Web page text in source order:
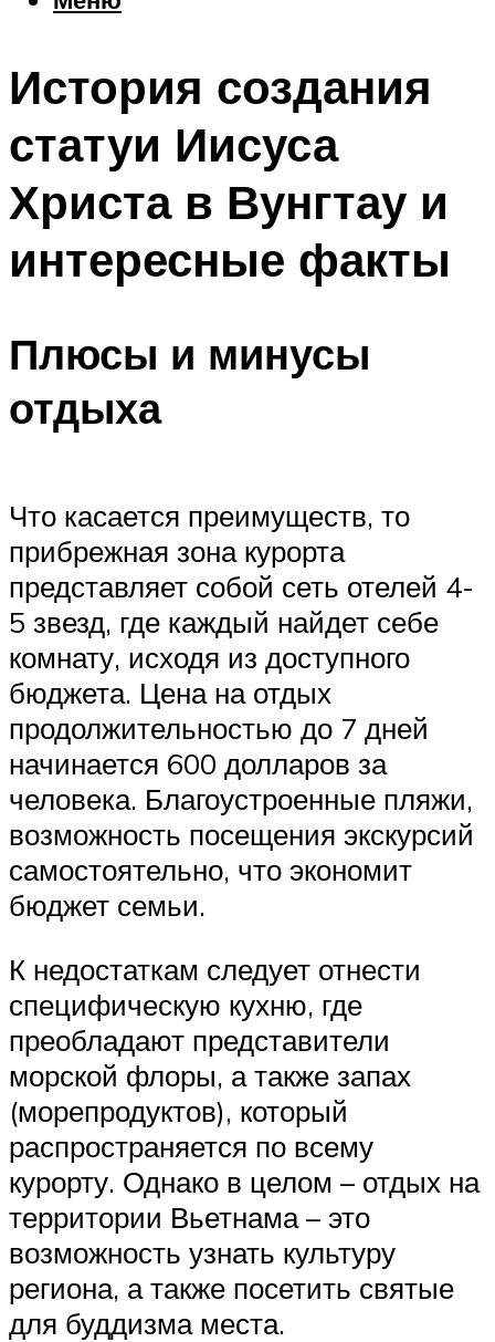
Шоппинг
Что посетить
Меню
История создания
статуи Иисуса
Христа в Вунгтау и
интересные факты
Плюсы и минусы
отдыха
Что касается преимуществ, то
прибрежная зона курорта
представляет собой сеть отелей 4-
5 звезд, где каждый найдет себе
комнату, исходя из доступного
бюджета. Цена на отдых
продолжительностью до 7 дней
начинается 600 долларов за
человека. Благоустроенные пляжи,
возможность посещения экскурсий
самостоятельно, что экономит
бюджет семьи.
К недостаткам следует отнести
специфическую кухню, где
преобладают представители
морской флоры, а также запах
(морепродуктов), который
распространяется по всему
курорту. Однако в целом – отдых на
территории Вьетнама – это
возможность узнать культуру
региона, а также посетить святые
для буддизма места.